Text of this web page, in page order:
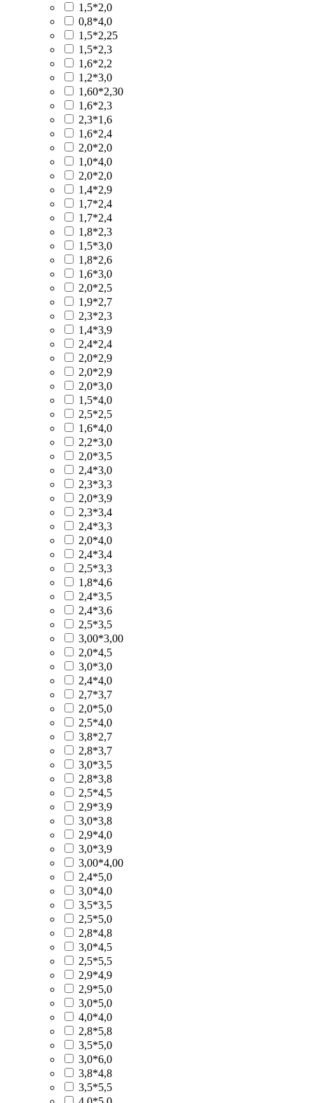
1,5*2,0
0,8*4,0
1,5*2,25
1,5*2,3
1,6*2,2
1,2*3,0
1,60*2,30
1,6*2,3
2,3*1,6
1,6*2,4
2,0*2,0
1,0*4,0
2,0*2,0
1,4*2,9
1,7*2,4
1,7*2,4
1,8*2,3
1,5*3,0
1,8*2,6
1,6*3,0
2,0*2,5
1,9*2,7
2,3*2,3
1,4*3,9
2,4*2,4
2,0*2,9
2,0*2,9
2,0*3,0
1,5*4,0
2,5*2,5
1,6*4,0
2,2*3,0
2,0*3,5
2,4*3,0
2,3*3,3
2,0*3,9
2,3*3,4
2,4*3,3
2,0*4,0
2,4*3,4
2,5*3,3
1,8*4,6
2,4*3,5
2,4*3,6
2,5*3,5
3,00*3,00
2,0*4,5
3,0*3,0
2,4*4,0
2,7*3,7
2,0*5,0
2,5*4,0
3,8*2,7
2,8*3,7
3,0*3,5
2,8*3,8
2,5*4,5
2,9*3,9
3,0*3,8
2,9*4,0
3,0*3,9
3,00*4,00
2,4*5,0
3,0*4,0
3,5*3,5
2,5*5,0
2,8*4,8
3,0*4,5
2,5*5,5
2,9*4,9
2,9*5,0
3,0*5,0
4,0*4,0
2,8*5,8
3,5*5,0
3,0*6,0
3,8*4,8
3,5*5,5